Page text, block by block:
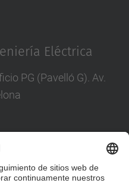
Eléctrica
PG (Pavelló G). Av.